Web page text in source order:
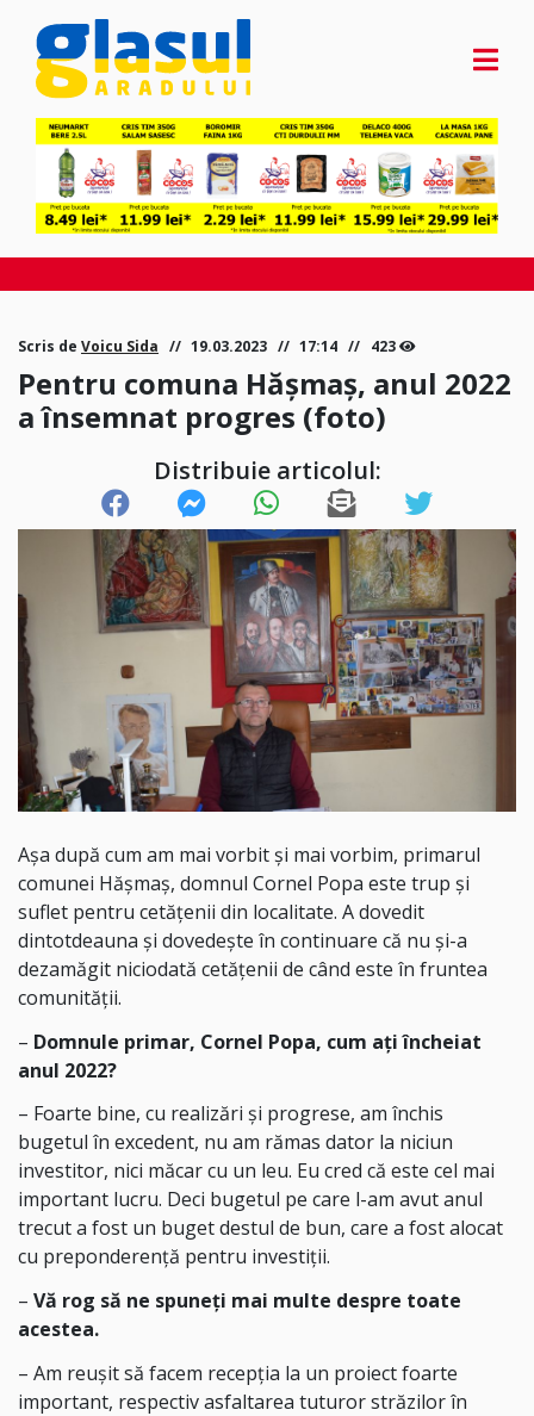
Scris de Voicu Sida 19.03.2023 17:14 423
Pentru comuna Hășmaș, anul 2022
a însemnat progres (foto)
Distribuie articolul:
Așa după cum am mai vorbit și mai vorbim, primarul
comunei Hășmaș, domnul Cornel Popa este trup și
suflet pentru cetățenii din localitate. A dovedit
dintotdeauna și dovedește în continuare că nu și-a
dezamăgit niciodată cetățenii de când este în fruntea
comunității.
– Domnule primar, Cornel Popa, cum ați încheiat
anul 2022?
– Foarte bine, cu realizări și progrese, am închis
bugetul în excedent, nu am rămas dator la niciun
investitor, nici măcar cu un leu. Eu cred că este cel mai
important lucru. Deci bugetul pe care l-am avut anul
trecut a fost un buget destul de bun, care a fost alocat
cu preponderență pentru investiții.
– Vă rog să ne spuneți mai multe despre toate
acestea.
– Am reușit să facem recepția la un proiect foarte
important, respectiv asfaltarea tuturor străzilor în